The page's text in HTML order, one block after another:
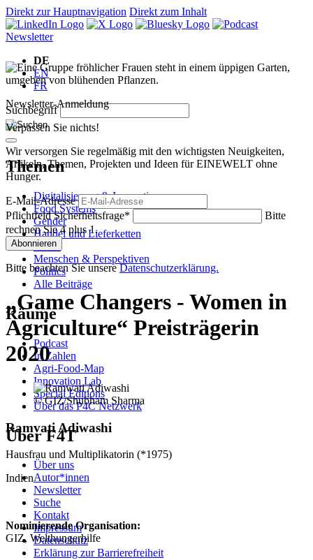
Direkt zur Hauptnavigation Direkt zum Inhalt
Newsletter
DE
EN
FR
Suchbegriff
Themen
Digitalisierung & Innovation
Food Systems
Gender
Handel und Lieferketten
Klima
Menschen & Perspektiven
Politics
Alle Beiträge
Räume
Podcast
In Zahlen
Agri-Food-Map
Innovation Lab
Special Editions
Über das P4C Netzwerk
Über F4T
Über uns
Autor*innen
Newsletter
Suche
Kontakt
Impressum
Datenschutz
Erklärung zur Barrierefreiheit
Newsletter-Anmeldung
Verpassen Sie nichts!
Wir versorgen Sie regelmäßig mit den wichtigsten Neuigkeiten,
Artikeln, Themen, Projekten und Ideen für EINEWELT ohne
Hunger.
E-Mail-Adresse
PflichtfeldSicherheitsfrage*
Bitte
rechnen Sie 4 plus 1.
Abonnieren
Bitte beachten Sie unsereDatenschutzerklärung.
„Game Changers - Women in
Agriculture“ Preisträgerin
2020
© GIZ/Shubham Sharma
Ramvati Adiwashi
Hausfrau und Multiplikatorin (*1975)
Indien
Nominierende Organisation:
GIZ, Welthungerhilfe